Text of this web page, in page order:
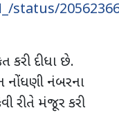
દીધા છે.
નોંધણી નંબરના
રીતે મંજૂર કરી